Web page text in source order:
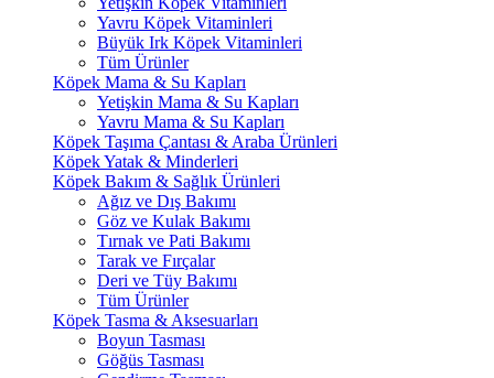
Yavru Köpek Vitaminleri
Büyük Irk Köpek Vitaminleri
Tüm Ürünler
Köpek Mama & Su Kapları
Yetişkin Mama & Su Kapları
Yavru Mama & Su Kapları
Köpek Taşıma Çantası & Araba Ürünleri
Köpek Yatak & Minderleri
Köpek Bakım & Sağlık Ürünleri
Ağız ve Dış Bakımı
Göz ve Kulak Bakımı
Tırnak ve Pati Bakımı
Tarak ve Fırçalar
Deri ve Tüy Bakımı
Tüm Ürünler
Köpek Tasma & Aksesuarları
Boyun Tasması
Göğüs Tasması